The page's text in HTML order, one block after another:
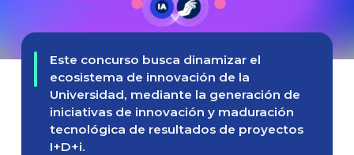
Este concurso busca dinamizar el
ecosistema de innovación de la
Universidad, mediante la generación de
iniciativas de innovación y maduración
tecnológica de resultados de proyectos
I+D+i.